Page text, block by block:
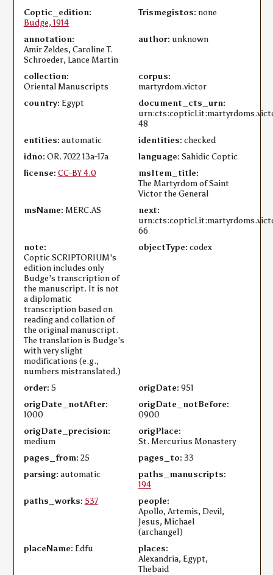
Coptic_edition:
Budge, 1914
Trismegistos: none
annotation:
Amir Zeldes, Caroline T.
Schroeder, Lance Martin
author: unknown
collection:
Oriental Manuscripts
corpus:
martyrdom.victor
country: Egypt
document_cts_urn:
48
entities: automatic identities: checked
idno: OR. 7022 13a-17a language: Sahidic Coptic
license: CC-BY 4.0
msItem_title:
The Martyrdom of Saint
Victor the General
msName: MERC.AS
next:
66
note:
Coptic SCRIPTORIUM's
edition includes only
Budge's transcription of
the manuscript. It is not
a diplomatic
transcription based on
reading and collation of
the original manuscript.
The translation is Budge's
with very slight
modifications (e.g.,
numbers mistranslated.)
objectType: codex
order: 5 origDate: 951
origDate_notAfter:
1000
origDate_notBefore:
0900
origDate_precision:
medium
origPlace:
St. Mercurius Monastery
pages_from: 25 pages_to: 33
parsing: automatic
paths_manuscripts:
194
paths_works: 537
people:
Apollo, Artemis, Devil,
Jesus, Michael
(archangel)
placeName: Edfu
places:
Alexandria, Egypt,
Thebaid